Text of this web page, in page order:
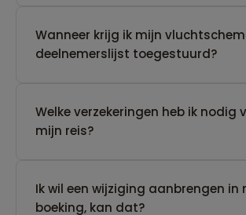
Wanneer krijg ik mijn
deelnemerslijst toegestuurd?
Welke verzekeringen heb ik nodig
mijn reis?
Ik wil een wijziging aanbrengen in
boeking, kan dat?